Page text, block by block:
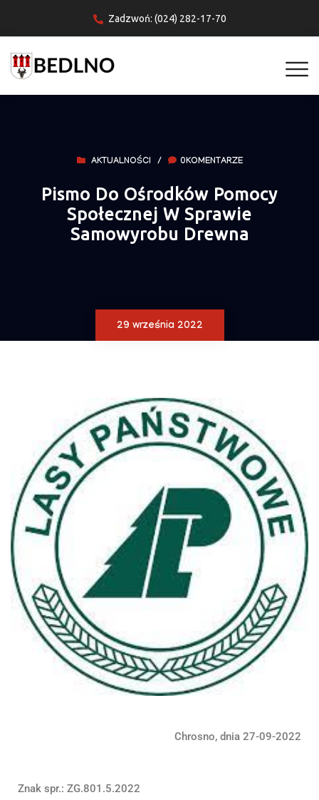
Zadzwoń: (024) 282-17-70
AKTUALNOŚCI / 0KOMENTARZE
Pismo Do Ośrodków Pomocy
Społecznej W Sprawie
Samowyrobu Drewna
29 września 2022
Chrosno, dnia 27-09-2022
Znak spr.: ZG.801.5.2022